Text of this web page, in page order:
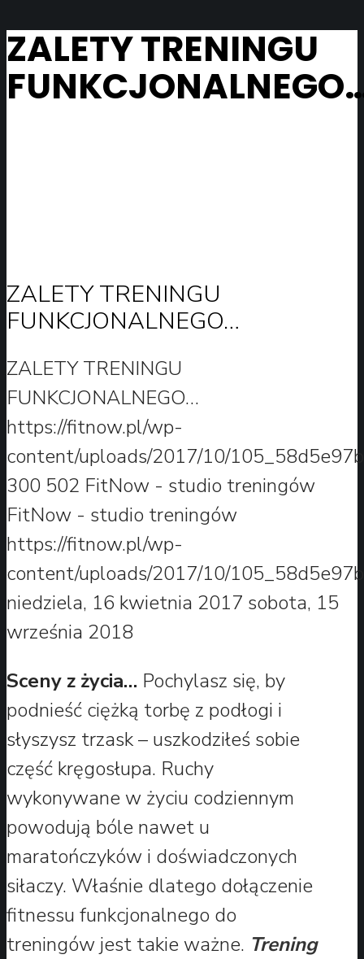
ZALETY TRENINGU
ZALETY TRENINGU
FUNKCJONALNEGO…
ZALETY TRENINGU
FUNKCJONALNEGO…
https://fitnow.pl/wp-
content/uploads/2017/10/
300 502 FitNow - studio treningów
FitNow - studio treningów
https://fitnow.pl/wp-
content/uploads/2017/10/
niedziela, 16 kwietnia 2017 sobota, 15
września 2018
Sceny z życia… Pochylasz się, by
podnieść ciężką torbę z podłogi i
słyszysz trzask – uszkodziłeś sobie
część kręgosłupa. Ruchy
wykonywane w życiu codziennym
powodują bóle nawet u
maratończyków i doświadczonych
siłaczy. Właśnie dlatego dołączenie
fitnessu funkcjonalnego do
treningów jest takie ważne. Trening